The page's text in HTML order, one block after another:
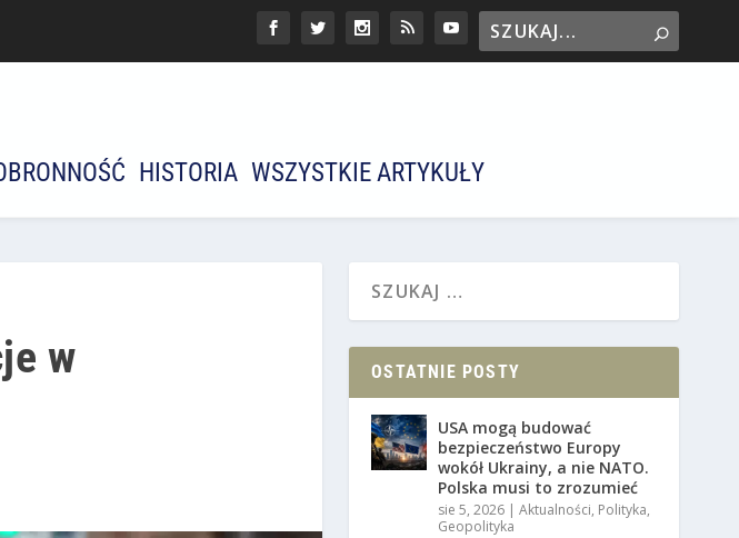
HISTORIA WSZYSTKIE ARTYKUŁY
w
OSTATNIE POSTY
USA mogą budować
bezpieczeństwo Europy
wokół Ukrainy, a nie NATO.
Polska musi to zrozumieć
sie 5, 2026 |Aktualności, Polityka,
Geopolityka